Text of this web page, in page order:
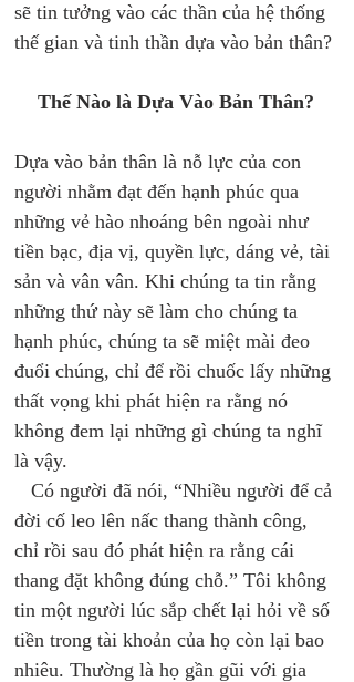
sẽ tin tưởng vào các thần của hệ thống
thế gian và tinh thần dựa vào bản thân?
Thế Nào là Dựa Vào Bản Thân?
Dựa vào bản thân là nỗ lực của con
người nhằm đạt đến hạnh phúc qua
những vẻ hào nhoáng bên ngoài như
tiền bạc, địa vị, quyền lực, dáng vẻ, tài
sản và vân vân. Khi chúng ta tin rằng
những thứ này sẽ làm cho chúng ta
hạnh phúc, chúng ta sẽ miệt mài đeo
đuổi chúng, chỉ để rồi chuốc lấy những
thất vọng khi phát hiện ra rằng nó
không đem lại những gì chúng ta nghĩ
là vậy.
Có người đã nói, “Nhiều người để cả
đời cố leo lên nấc thang thành công,
chỉ rồi sau đó phát hiện ra rằng cái
thang đặt không đúng chỗ.” Tôi không
tin một người lúc sắp chết lại hỏi về số
tiền trong tài khoản của họ còn lại bao
nhiêu. Thường là họ gần gũi với gia